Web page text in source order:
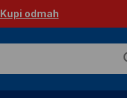
Kupi odmah